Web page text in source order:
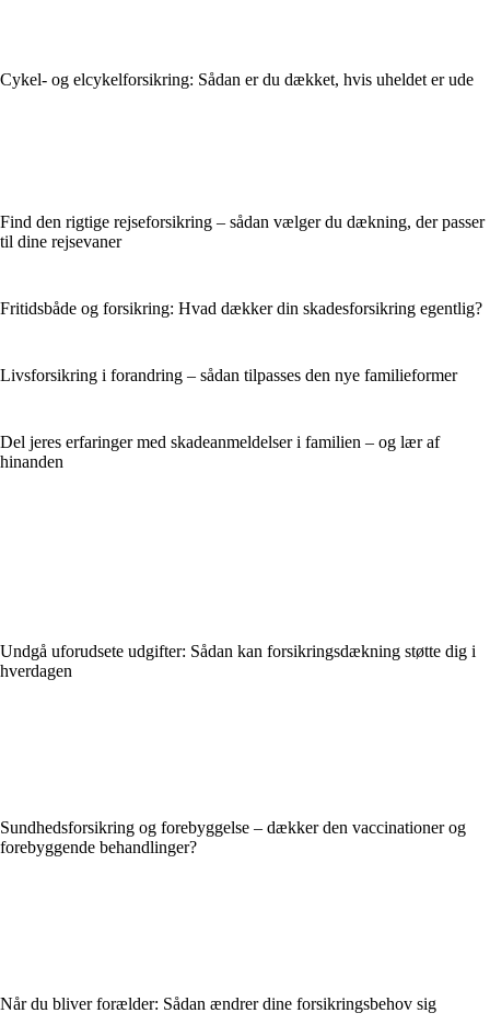
Cykel- og elcykelforsikring: Sådan er du dækket, hvis uheldet er ude
Find den rigtige rejseforsikring – sådan vælger du dækning, der passer
til dine rejsevaner
Fritidsbåde og forsikring: Hvad dækker din skadesforsikring egentlig?
Livsforsikring i forandring – sådan tilpasses den nye familieformer
Del jeres erfaringer med skadeanmeldelser i familien – og lær af
hinanden
Undgå uforudsete udgifter: Sådan kan forsikringsdækning støtte dig i
hverdagen
Sundhedsforsikring og forebyggelse – dækker den vaccinationer og
forebyggende behandlinger?
Når du bliver forælder: Sådan ændrer dine forsikringsbehov sig